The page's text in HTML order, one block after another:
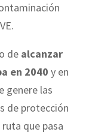
de alcanzar
en 2040 y en
genere las
de protección
que pasa